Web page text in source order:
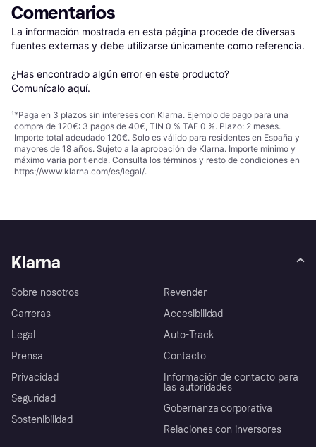
Comentarios
La información mostrada en esta página procede de diversas
fuentes externas y debe utilizarse únicamente como referencia.
¿Has encontrado algún error en este producto?
Comunícalo aquí.
¹*Paga en 3 plazos sin intereses con Klarna. Ejemplo de pago para una
compra de 120€: 3 pagos de 40€, TIN 0 % TAE 0 %. Plazo: 2 meses.
Importe total adeudado 120€. Solo es válido para residentes en España y
mayores de 18 años. Sujeto a la aprobación de Klarna. Importe mínimo y
máximo varía por tienda. Consulta los términos y resto de condiciones en
https://www.klarna.com/es/legal/.
Klarna
Sobre nosotros
Carreras
Legal
Prensa
Privacidad
Seguridad
Sostenibilidad
Revender
Accesibilidad
Auto-Track
Contacto
Información de contacto para
las autoridades
Gobernanza corporativa
Relaciones con inversores